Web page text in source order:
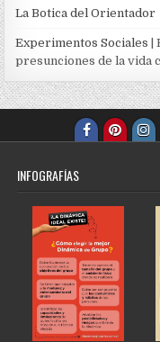
La Botica del Orientador
Experimentos Sociales
presunciones de la vida
INFOGRAFÍAS